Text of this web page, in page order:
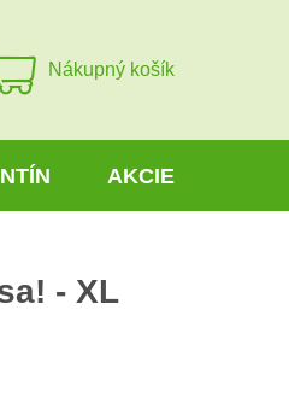
Nákupný košík
AKCIE
- XL